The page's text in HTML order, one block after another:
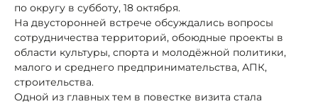
по округу в субботу, 18 октября.
На двусторонней встрече обсуждались вопросы
сотрудничества территорий, обоюдные проекты в
области культуры, спорта и молодёжной политики,
малого и среднего предпринимательства, АПК,
строительства.
Одной из главных тем в повестке визита стала